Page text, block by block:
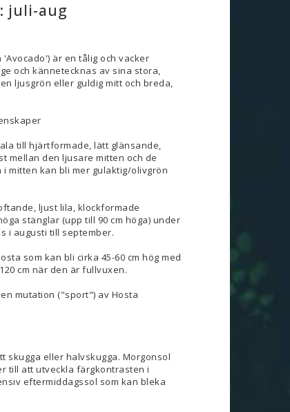
juli-aug
'Avocado') är en tålig och vacker
och kännetecknas av sina stora,
ljusgrön eller guldig mitt och breda,
till hjärtformade, lätt glänsande,
mellan den ljusare mitten och de
i mitten kan bli mer gulaktig/olivgrön
ljust lila, klockformade
stänglar (upp till 90 cm höga) under
i augusti till september.
som kan bli cirka 45-60 cm hög med
cm när den är fullvuxen.
mutation ("sport") av Hosta
skugga eller halvskugga. Morgonsol
till att utveckla färgkontrasten i
eftermiddagssol som kan bleka